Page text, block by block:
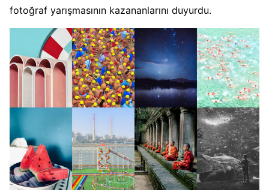
fotoğraf yarışmasının kazananlarını duyurdu.